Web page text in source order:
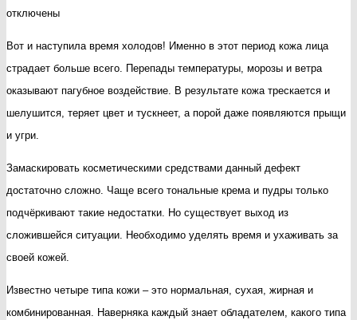
отключены
Вот и наступила время холодов! Именно в этот период кожа лица
страдает больше всего. Перепады температуры, морозы и ветра
оказывают пагубное воздействие. В результате кожа трескается и
шелушится, теряет цвет и тускнеет, а порой даже появляются прыщи
и угри.
Замаскировать косметическими средствами данный дефект
достаточно сложно. Чаще всего тональные крема и пудры только
подчёркивают такие недостатки. Но существует выход из
сложившейся ситуации. Необходимо уделять время и ухаживать за
своей кожей.
Известно четыре типа кожи – это нормальная, сухая, жирная и
комбинированная. Наверняка каждый знает обладателем, какого типа